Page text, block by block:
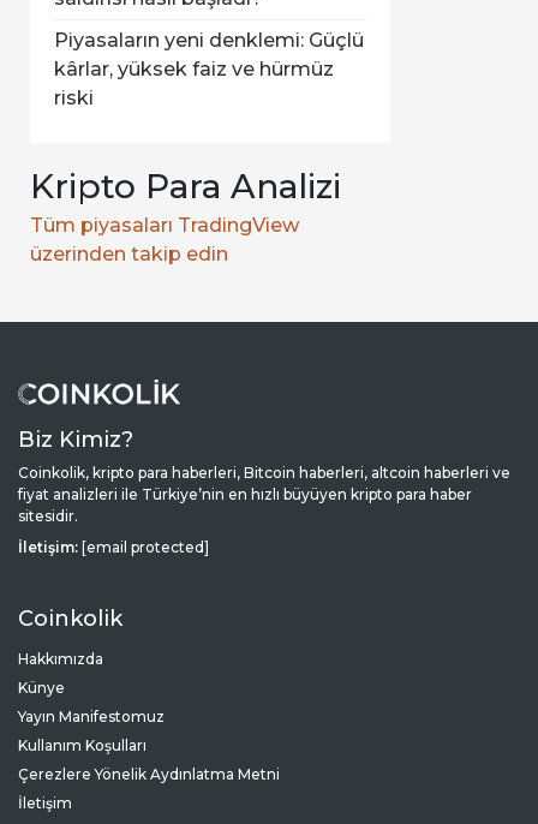
Piyasaların yeni denklemi: Güçlü
kârlar, yüksek faiz ve hürmüz
riski
Kripto Para Analizi
Tüm piyasaları TradingView
üzerinden takip edin
Biz Kimiz?
Coinkolik, kripto para haberleri, Bitcoin haberleri, altcoin haberleri ve
fiyat analizleri ile Türkiye’nin en hızlı büyüyen kripto para haber
sitesidir.
İletişim: [email protected]
Coinkolik
Hakkımızda
Künye
Yayın Manifestomuz
Kullanım Koşulları
Çerezlere Yönelik Aydınlatma Metni
İletişim